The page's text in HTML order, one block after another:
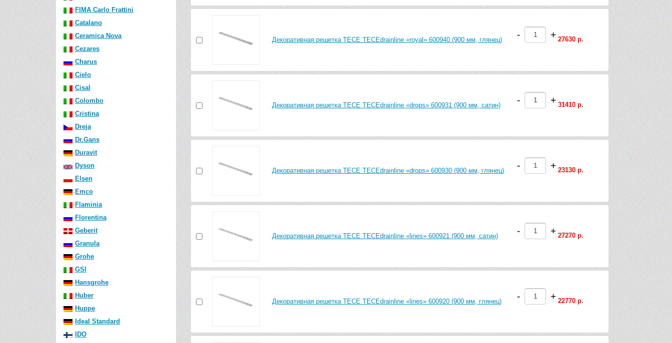
FIMA Carlo Frattini
Catalano
Ceramica Nova
Cezares
Charus
Cielo
Cisal
Colombo
Cristina
Dreja
Dr.Gans
Duravit
Dyson
Elsen
Emco
Flaminia
Florentina
Geberit
Granula
Grohe
GSI
Hansgrohe
Huber
Huppe
Ideal Standard
IDO
Декоративная решетка TECE TECEdrainline «royal» 600940 (900 мм, глянец) - + 27630 р.
Декоративная решетка TECE TECEdrainline «drops» 600931 (900 мм, сатин) - + 31410 р.
Декоративная решетка TECE TECEdrainline «drops» 600930 (900 мм, глянец) - + 23130 р.
Декоративная решетка TECE TECEdrainline «lines» 600921 (900 мм, сатин) - + 27270 р.
Декоративная решетка TECE TECEdrainline «lines» 600920 (900 мм, глянец) - + 22770 р.